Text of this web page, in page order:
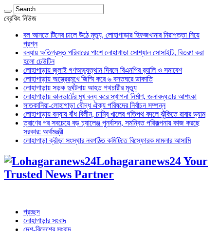
ব্রেকিং নিউজ
বল আনতে টিনের চালে উঠে মৃত্যু, লোহাগাড়ার হিফজখানার নিরাপত্তা নিয়ে
প্রশ্ন
বন্যায় ক্ষতিগ্রস্ত পরিবারের পাশে লোহাগাড়া সোশ্যাল সোসাইটি, বিতরণ করা
হলো ঢেউটিন
লোহাগাড়ায় জুলাই গণঅভ্যুত্থান দিবসে বিএনপির র‌্যালি ও সমাবেশ
লোহাগাড়ায় অস্ত্রেরমুখে জিম্মি করে ৬ বসতঘরে ডাকাতি
লোহাগাড়ায় সড়ক দুর্ঘটনায় আহত পথচারীর মৃত্যু
লোহাগাড়ায় কালভার্টের মুখ বন্ধ করে স্থাপনা নির্মাণ, জলাবদ্ধতার আশংকা
সাতকানিয়া-লোহাগাড়া বৌদ্ধ ঐক্য পরিষদের নির্বাচন সম্পন্ন
লোহাগাড়ায় বন্যায় বাঁধ বিলীন, চাম্বি খালের গতিপথ বদলে ঝুঁকিতে রাবার ড্যাম
ত্রাণের পর সবচেয়ে বড় চ্যালেঞ্জ পুনর্বাসন, সমন্বিত পরিকল্পনায় কাজ করছে
সরকার: অর্থমন্ত্রী
লোহাগাড়া ক্রীড়া সংস্থার নবগঠিত কমিটিতে বিস্ফোরক মামলার আসামি
Lohagaranews24 Your
Trusted News Partner
প্রচ্ছদ
লোহাগাড়ার সংবাদ
দেশ-বিদেশের সংবাদ